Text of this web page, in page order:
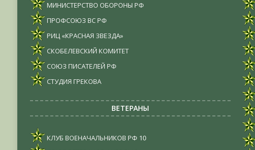
МИНИСТЕРСТВО ОБОРОНЫ РФ
ПРОФСОЮЗ ВС РФ
РИЦ «КРАСНАЯ ЗВЕЗДА»
СКОБЕЛЕВСКИЙ КОМИТЕТ
СОЮЗ ПИСАТЕЛЕЙ РФ
СТУДИЯ ГРЕКОВА
ВЕТЕРАНЫ
КЛУБ ВОЕНАЧАЛЬНИКОВ РФ 10